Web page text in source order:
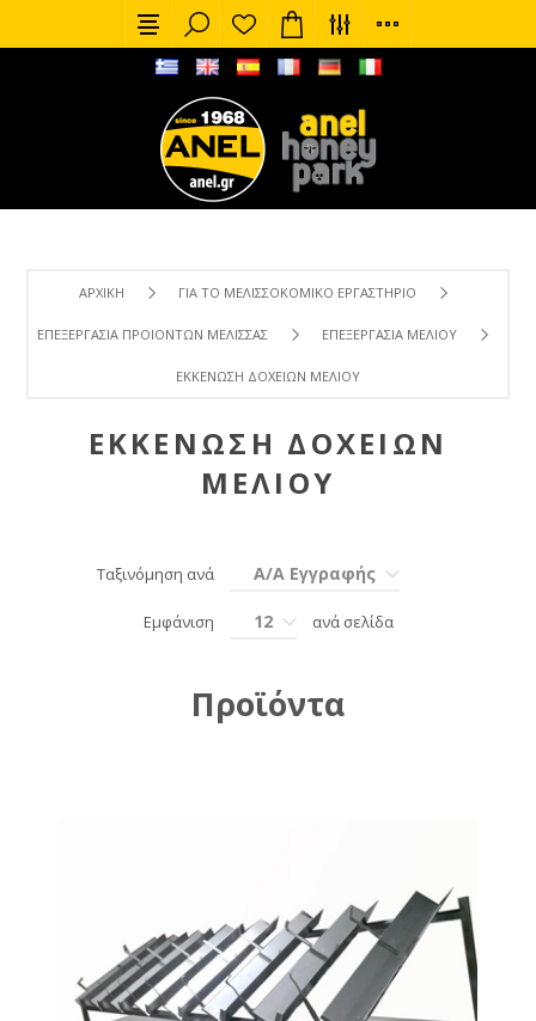
ΑΡΧΙΚΉ ΓΙΑ ΤΟ ΜΕΛΙΣΣΟΚΟΜΙΚΌ ΕΡΓΑΣΤΉΡΙΟ
ΕΠΕΞΕΡΓΑΣΊΑ ΠΡΟΙΌΝΤΩΝ ΜΈΛΙΣΣΑΣ ΕΠΕΞΕΡΓΑΣΊΑ ΜΕΛΙΟΎ
ΕΚΚΈΝΩΣΗ ΔΟΧΕΊΩΝ ΜΕΛΙΟΎ
ΕΚΚΈΝΩΣΗ ΔΟΧΕΊΩΝ
ΜΕΛΙΟΎ
Ταξινόμηση ανά Α/Α Εγγραφής
Εμφάνιση 12 ανά σελίδα
Προϊόντα